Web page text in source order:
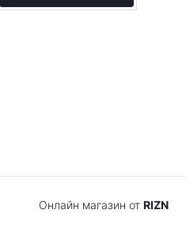
Онлайн магазин от RIZN